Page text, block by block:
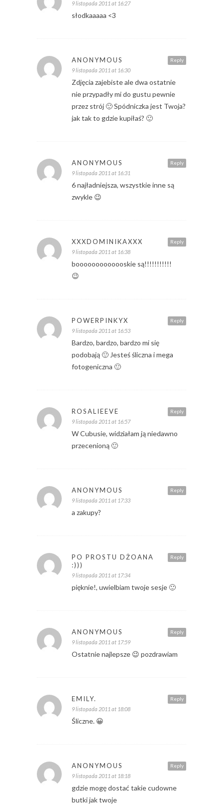
9 listopada 2011 at 16:27
słodkaaaaa <3
Reply
ANONYMOUS
9 listopada 2011 at 16:30
Zdjęcia zajebiste ale dwa ostatnie
nie przypadły mi do gustu pewnie
przez strój 🙂 Spódniczka jest Twoja?
jak tak to gdzie kupiłaś? 🙂
Reply
ANONYMOUS
9 listopada 2011 at 16:31
6 najładniejsza, wszystkie inne są
zwykle 😉
Reply
XXXDOMINIKAXXX
9 listopada 2011 at 16:38
booooooooooooskie są!!!!!!!!!!!
😉
Reply
POWERPINKYX
9 listopada 2011 at 16:53
Bardzo, bardzo, bardzo mi się
podobają 🙂 Jesteś śliczna i mega
fotogeniczna 🙂
Reply
ROSALIEEVE
9 listopada 2011 at 16:57
W Cubusie, widziałam ją niedawno
przecenioną 🙂
Reply
ANONYMOUS
9 listopada 2011 at 17:33
a zakupy?
Reply
PO PROSTU DŻOANA
:)))
9 listopada 2011 at 17:34
pięknie!, uwielbiam twoje sesje 🙂
Reply
ANONYMOUS
9 listopada 2011 at 17:59
Ostatnie najlepsze 😉 pozdrawiam
Reply
EMILY.
9 listopada 2011 at 18:08
Śliczne. 😀
Reply
ANONYMOUS
9 listopada 2011 at 18:18
gdzie mogę dostać takie cudowne
butki jak twoje